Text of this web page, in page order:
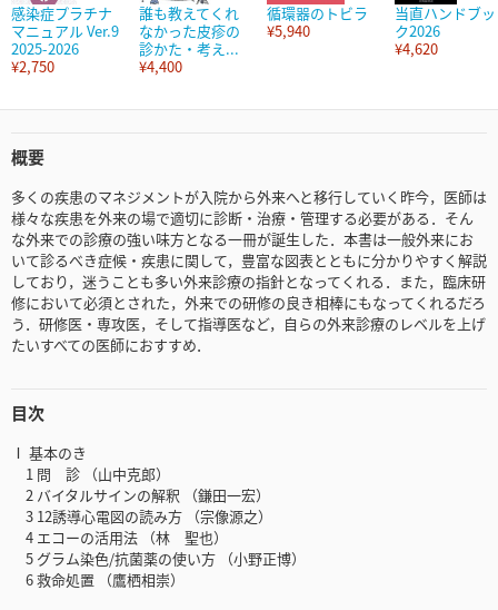
感染症プラチナ
マニュアル Ver.9
2025-2026
¥2,750
誰も教えてくれ
なかった皮疹の
診かた・考え...
¥4,400
循環器のトビラ
¥5,940
当直ハンドブッ
ク2026
¥4,620
概要
多くの疾患のマネジメントが入院から外来へと移行していく昨今，医師は
様々な疾患を外来の場で適切に診断・治療・管理する必要がある．そん
な外来での診療の強い味方となる一冊が誕生した．本書は一般外来にお
いて診るべき症候・疾患に関して，豊富な図表とともに分かりやすく解説
しており，迷うことも多い外来診療の指針となってくれる．また，臨床研
修において必須とされた，外来での研修の良き相棒にもなってくれるだろ
う．研修医・専攻医，そして指導医など，自らの外来診療のレベルを上げ
たいすべての医師におすすめ．
目次
Ⅰ 基本のき
1 問 診 （山中克郎）
2 バイタルサインの解釈 （鎌田一宏）
3 12誘導心電図の読み方 （宗像源之）
4 エコーの活用法 （林 聖也）
5 グラム染色/抗菌薬の使い方 （小野正博）
6 救命処置 （鷹栖相崇）